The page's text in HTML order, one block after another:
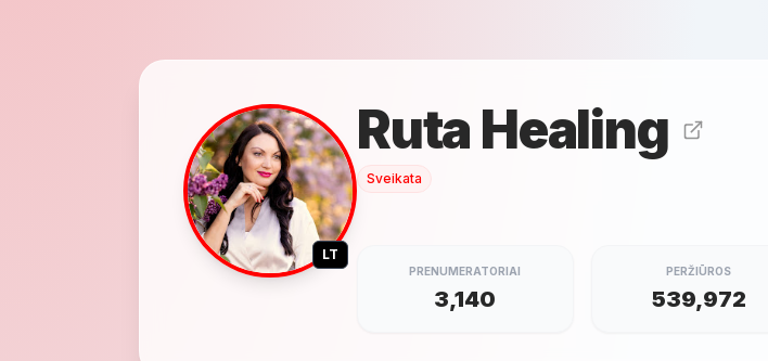
LT
Ruta Healing
Sveikata
PRENUMERATORIAI
3,140
PERŽIŪROS
539,972